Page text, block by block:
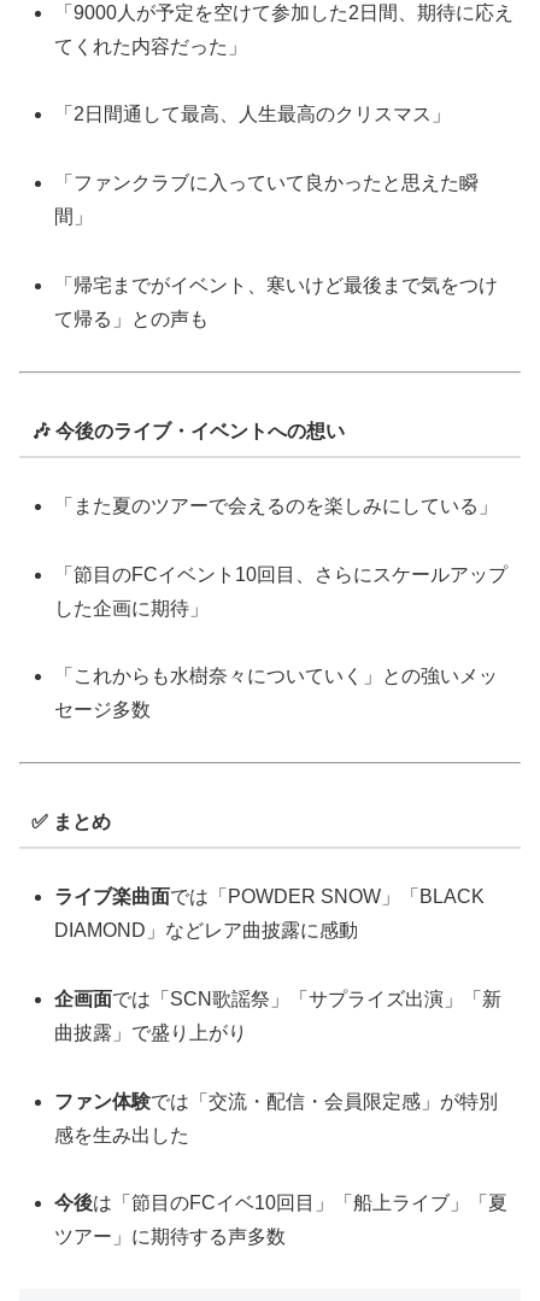
「9000人が予定を空けて参加した2日間、期待に応え
てくれた内容だった」
「2日間通して最高、人生最高のクリスマス」
「ファンクラブに入っていて良かったと思えた瞬
間」
「帰宅までがイベント、寒いけど最後まで気をつけ
て帰る」との声も
🎶 今後のライブ・イベントへの想い
「また夏のツアーで会えるのを楽しみにしている」
「節目のFCイベント10回目、さらにスケールアップ
した企画に期待」
「これからも水樹奈々についていく」との強いメッ
セージ多数
✅ まとめ
ライブ楽曲面では「POWDER SNOW」「BLACK
DIAMOND」などレア曲披露に感動
企画面では「SCN歌謡祭」「サプライズ出演」「新
曲披露」で盛り上がり
ファン体験では「交流・配信・会員限定感」が特別
感を生み出した
今後は「節目のFCイベ10回目」「船上ライブ」「夏
ツアー」に期待する声多数